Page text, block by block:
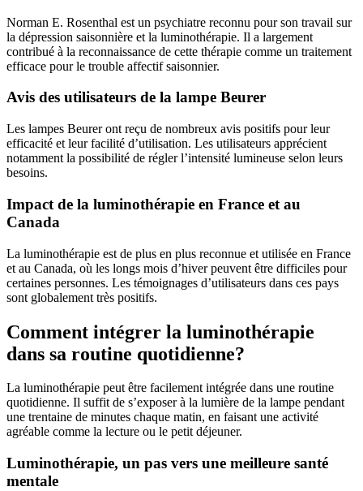
Norman E. Rosenthal est un psychiatre reconnu pour son travail sur
la dépression saisonnière et la luminothérapie. Il a largement
contribué à la reconnaissance de cette thérapie comme un traitement
efficace pour le trouble affectif saisonnier.
Avis des utilisateurs de la lampe Beurer
Les lampes Beurer ont reçu de nombreux avis positifs pour leur
efficacité et leur facilité d’utilisation. Les utilisateurs apprécient
notamment la possibilité de régler l’intensité lumineuse selon leurs
besoins.
Impact de la luminothérapie en France et au
Canada
La luminothérapie est de plus en plus reconnue et utilisée en France
et au Canada, où les longs mois d’hiver peuvent être difficiles pour
certaines personnes. Les témoignages d’utilisateurs dans ces pays
sont globalement très positifs.
Comment intégrer la luminothérapie
dans sa routine quotidienne?
La luminothérapie peut être facilement intégrée dans une routine
quotidienne. Il suffit de s’exposer à la lumière de la lampe pendant
une trentaine de minutes chaque matin, en faisant une activité
agréable comme la lecture ou le petit déjeuner.
Luminothérapie, un pas vers une meilleure santé
mentale